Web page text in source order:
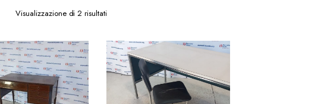
Visualizzazione di 2 risultatiOrdina
al
più
recente